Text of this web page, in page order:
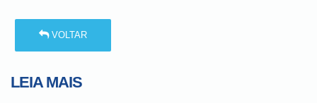
VOLTAR
LEIA MAIS